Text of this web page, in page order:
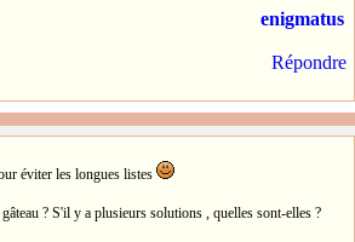
enigmatus
Répondre
éviter les longues listes
? S'il y a plusieurs solutions , quelles sont-elles ?